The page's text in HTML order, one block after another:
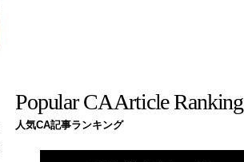
Popular CA Article Ranking
人気CA記事ランキング